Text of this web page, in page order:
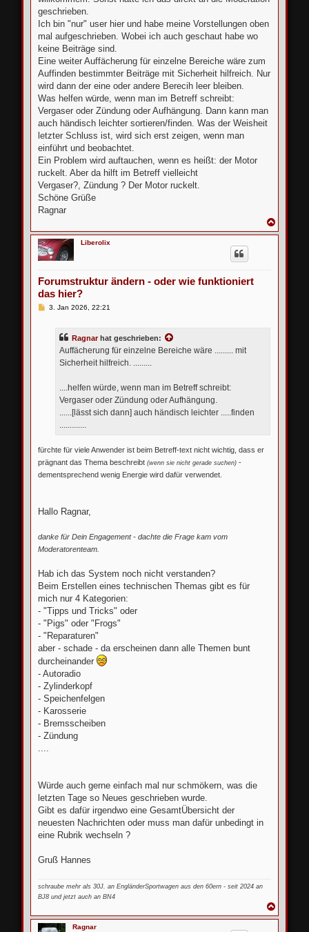
geschrieben.
Ich bin "nur" user hier und habe meine Vorstellungen oben
mal aufgeschrieben. Wobei ich auch geschaut habe wo
keine Beiträge sind.
Eine weiter Auffächerung für einzelne Bereiche wäre zum
Auffinden bestimmter Beiträge mit Sicherheit hilfreich. Nur
wird dann der eine oder andere Berecih leer bleiben.
Was helfen würde, wenn man im Betreff schreibt:
Vergaser oder Zündung oder Aufhängung. Dann kann man
auch händisch leichter sortieren/finden. Was der Weisheit
letzter Schluss ist, wird sich erst zeigen, wenn man
einführt und beobachtet.
Ein Problem wird auftauchen, wenn es heißt: der Motor
ruckelt. Aber da hilft im Betreff vielleicht
Vergaser?, Zündung ? Der Motor ruckelt.
Schöne Grüße
Ragnar
a
Liberolix
Forumstruktur ändern - oder wie funktioniert
das hier?
B3. Jan 2026, 22:21
Ragnarhat geschrieben:
Auffächerung für einzelne Bereiche wäre ......... mit
Sicherheit hilfreich. .........
....helfen würde, wenn man im Betreff schreibt:
Vergaser oder Zündung oder Aufhängung.
......[lässt sich dann] auch händisch leichter .....finden
.............
fürchte für viele Anwender ist beim Betreff-text nicht wichtig, dass er
prägnant das Thema beschreibt(wenn sie nicht gerade suchen) -
dementsprechend wenig Energie wird dafür verwendet.
Hallo Ragnar,
danke für Dein Engagement - dachte die Frage kam vom
Moderatorenteam.
Hab ich das System noch nicht verstanden?
Beim Erstellen eines technischen Themas gibt es für
mich nur 4 Kategorien:
- "Tipps und Tricks" oder
- "Pigs" oder "Frogs"
- "Reparaturen"
aber - schade - da erscheinen dann alle Themen bunt
durcheinander
- Autoradio
- Zylinderkopf
- Speichenfelgen
- Karosserie
- Bremsscheiben
- Zündung
....
Würde auch gerne einfach mal nur schmökern, was die
letzten Tage so Neues geschrieben wurde.
Gibt es dafür irgendwo eine GesamtÜbersicht der
neuesten Nachrichten oder muss man dafür unbedingt in
eine Rubrik wechseln ?
Gruß Hannes
schraube mehr als 30J. an EngländerSportwagen aus den 60ern - seit 2024 an
BJ8 und jetzt auch an BN4
a
Ragnar